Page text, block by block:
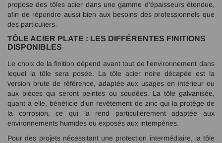
propose des tôles acier dans une gamme d'épaisseurs étendue,
afin de répondre aussi bien aux besoins des professionnels que
des particuliers.
TÔLE ACIER PLATE : LES DIFFÉRENTES FINITIONS
DISPONIBLES
Le choix de la finition dépend avant tout de l'environnement dans
lequel la tôle sera posée. La tôle acier noire décapée est la
version brute de référence, adaptée aux usages en intérieur ou
aux pièces qui seront peintes ou soudées. La tôle galvanisée,
quant à elle, bénéficie d'un revêtement de zinc qui la protège de
la corrosion, ce qui la rend particulièrement adaptée aux
environnements humides ou exposés aux intempéries.
Pour des projets nécessitant une protection intermédiaire, la tôle